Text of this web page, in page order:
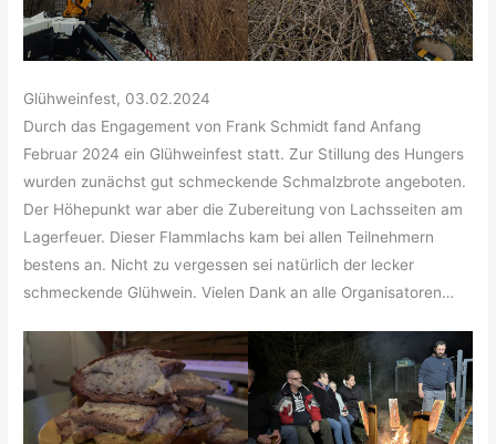
Glühweinfest, 03.02.2024
Durch das Engagement von Frank Schmidt fand Anfang
Februar 2024 ein Glühweinfest statt. Zur Stillung des Hungers
wurden zunächst gut schmeckende Schmalzbrote angeboten.
Der Höhepunkt war aber die Zubereitung von Lachsseiten am
Lagerfeuer. Dieser Flammlachs kam bei allen Teilnehmern
bestens an. Nicht zu vergessen sei natürlich der lecker
schmeckende Glühwein. Vielen Dank an alle Organisatoren…